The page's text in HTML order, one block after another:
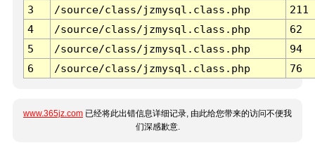
3 /source/class/jzmysql.class.php
211
4
/source/class/jzmysql.class.php
62
5
/source/class/jzmysql.class.php
94
6
/source/class/jzmysql.class.php 76
www.365jz.com 已经将此出错信息详细记录, 由此给您带来的访问不便我
们深感歉意.